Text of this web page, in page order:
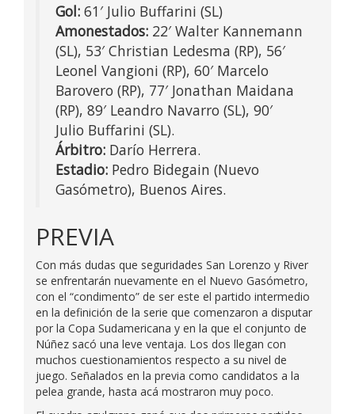
Gol: 61′ Julio Buffarini (SL)
Amonestados: 22′ Walter Kannemann
(SL), 53′ Christian Ledesma (RP), 56′
Leonel Vangioni (RP), 60′ Marcelo
Barovero (RP), 77′ Jonathan Maidana
(RP), 89′ Leandro Navarro (SL), 90′
Julio Buffarini (SL).
Árbitro: Darío Herrera.
Estadio: Pedro Bidegain (Nuevo
Gasómetro), Buenos Aires.
PREVIA
Con más dudas que seguridades San Lorenzo y River
se enfrentarán nuevamente en el Nuevo Gasómetro,
con el “condimento” de ser este el partido intermedio
en la definición de la serie que comenzaron a disputar
por la Copa Sudamericana y en la que el conjunto de
Núñez sacó una leve ventaja. Los dos llegan con
muchos cuestionamientos respecto a su nivel de
juego. Señalados en la previa como candidatos a la
pelea grande, hasta acá mostraron muy poco.